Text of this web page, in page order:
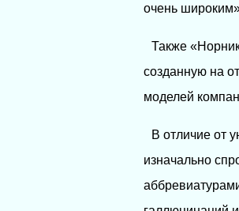
очень
Также
созданную на
моделей
В отличие от
изначально